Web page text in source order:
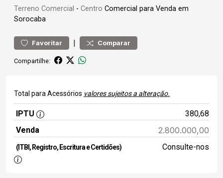
Terreno Comercial - Centro Comercial para Venda em
Sorocaba
Favoritar | Comparar
Compartilhe:
Total para Acessórios valores sujeitos a alteração.
IPTU
380,68
Venda
2.800.000,00
(ITBI, Registro, Escritura e Certidões) Consulte-nos